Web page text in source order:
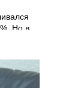
Но в